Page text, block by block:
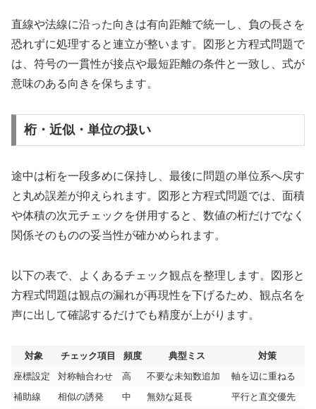
直線や法線に沿った向きは有向距離で統一し、負の長さを
恐れずに処理すると連立が整います。図形と方程式問題で
は、符号の一貫性が接点や最短距離の条件と一致し、式が
意味のある向きを保ちます。
桁・近似・単位の扱い
途中は桁を一段多めに保持し、最後に問題の単位系へ戻す
と丸め誤差が抑えられます。図形と方程式問題では、面積
や体積の次元チェックを併用すると、数値の桁だけでなく
関係そのものの妥当性が確かめられます。
以下の表で、よくあるチェック観点を整理します。図形と
方程式問題は観点の漏れが再現性を下げるため、観点名を
声に出して確認するだけでも精度が上がります。
対象 チェック項目 頻度 典型ミス
対策
座標設定
対称軸合わせ 高 不要な未知数追加
軸を辺に重ねる
補助線
相似の誘発 中 無効な延長 平行と直交優先